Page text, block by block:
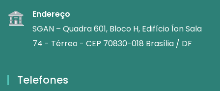
Endereço
SGAN – Quadra 601, Bloco H, Edifício Íon Sala
74 - Térreo - CEP 70830-018 Brasília / DF
Telefones